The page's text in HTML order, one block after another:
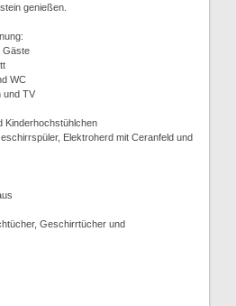
genießen.
Gäste
WC
und TV
Kinderhochstühlchen
Elektroherd mit Ceranfeld und
Geschirrtücher und